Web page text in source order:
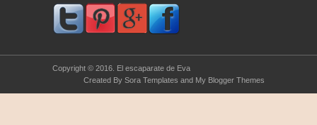
Copyright © 2016. El escaparate de Eva
Created By Sora Templates and My Blogger Themes